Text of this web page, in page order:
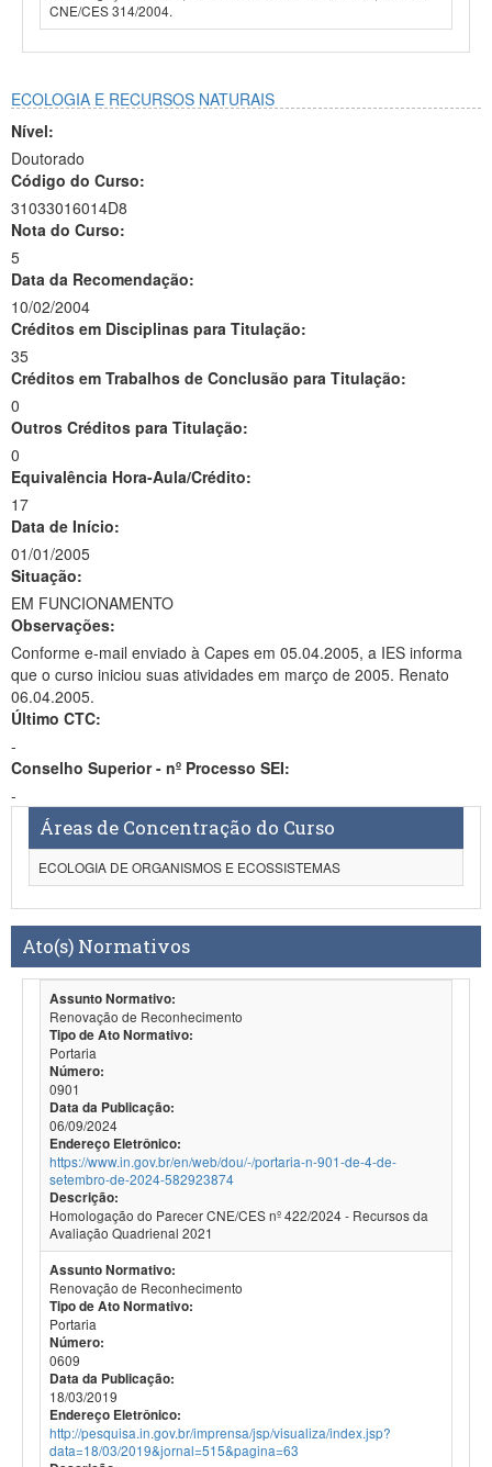
CNE/CES 314/2004.
ECOLOGIA E RECURSOS NATURAIS
Nível:
Doutorado
Código do Curso:
31033016014D8
Nota do Curso:
5
Data da Recomendação:
10/02/2004
Créditos em Disciplinas para Titulação:
35
Créditos em Trabalhos de Conclusão para Titulação:
0
Outros Créditos para Titulação:
0
Equivalência Hora-Aula/Crédito:
17
Data de Início:
01/01/2005
Situação:
EM FUNCIONAMENTO
Observações:
Conforme e-mail enviado à Capes em 05.04.2005, a IES informa
que o curso iniciou suas atividades em março de 2005. Renato
06.04.2005.
Último CTC:
-
Conselho Superior - nº Processo SEI:
-
Áreas de Concentração do Curso
ECOLOGIA DE ORGANISMOS E ECOSSISTEMAS
Ato(s) Normativos
Assunto Normativo:
Renovação de Reconhecimento
Tipo de Ato Normativo:
Portaria
Número:
0901
Data da Publicação:
06/09/2024
Endereço Eletrônico:
https://www.in.gov.br/en/web/dou/-/portaria-n-901-de-4-de-
setembro-de-2024-582923874
Descrição:
Homologação do Parecer CNE/CES nº 422/2024 - Recursos da
Avaliação Quadrienal 2021
Assunto Normativo:
Renovação de Reconhecimento
Tipo de Ato Normativo:
Portaria
Número:
0609
Data da Publicação:
18/03/2019
Endereço Eletrônico:
http://pesquisa.in.gov.br/imprensa/jsp/visualiza/index.jsp?
data=18/03/2019&jornal=515&pagina=63